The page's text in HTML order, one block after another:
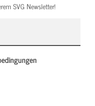
SVG Newsletter!